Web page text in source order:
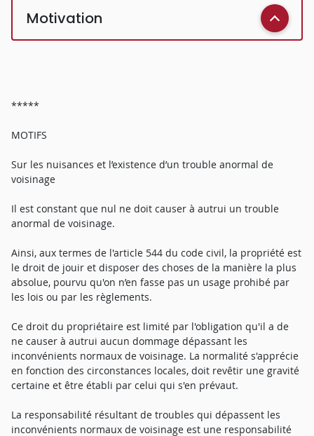
Motivation
*****
MOTIFS
Sur les nuisances et l’existence d’un trouble anormal de
voisinage
Il est constant que nul ne doit causer à autrui un trouble
anormal de voisinage.
Ainsi, aux termes de l'article 544 du code civil, la propriété est
le droit de jouir et disposer des choses de la manière la plus
absolue, pourvu qu'on n’en fasse pas un usage prohibé par
les lois ou par les règlements.
Ce droit du propriétaire est limité par l'obligation qu'il a de
ne causer à autrui aucun dommage dépassant les
inconvénients normaux de voisinage. La normalité s'apprécie
en fonction des circonstances locales, doit revêtir une gravité
certaine et être établi par celui qui s'en prévaut.
La responsabilité résultant de troubles qui dépassent les
inconvénients normaux de voisinage est une responsabilité